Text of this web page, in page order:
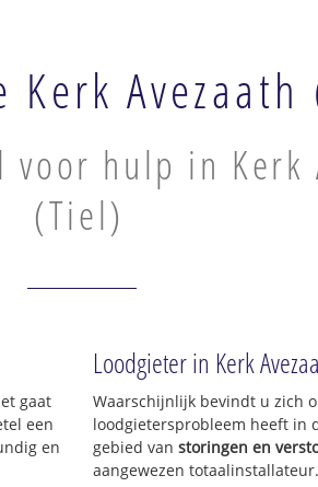
Kerk
voor hulp in Kerk
(Tiel)
gaat
een
en
Loodgieter in Kerk
Waarschijnlijk bevindt u zich
loodgietersprobleem heeft in
gebied van storingen en
aangewezen totaalinstallateur.